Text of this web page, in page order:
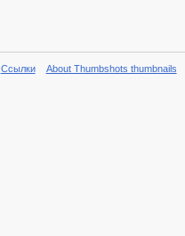
Ссылки About Thumbshots thumbnails